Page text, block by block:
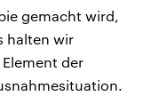
gemacht wird,
halten wir
der